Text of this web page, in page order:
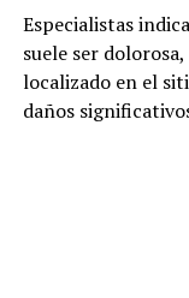
Especialistas
suele ser
localizado en el
daños